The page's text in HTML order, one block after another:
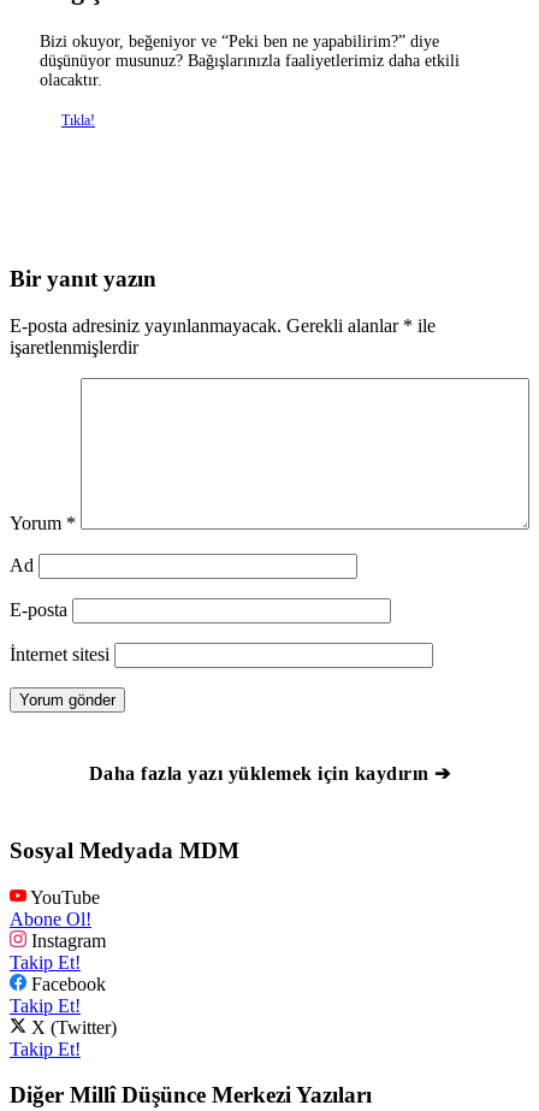
Bizi okuyor, beğeniyor ve “Peki ben ne yapabilirim?” diye
düşünüyor musunuz? Bağışlarınızla faaliyetlerimiz daha etkili
olacaktır.
Tıkla!
Bir yanıt yazın
E-posta adresiniz yayınlanmayacak. Gerekli alanlar * ile
işaretlenmişlerdir
Yorum *
Ad
E-posta
İnternet sitesi
Daha fazla yazı yüklemek için kaydırın ➔
Sosyal Medyada MDM
YouTube
Abone Ol!
Instagram
Takip Et!
Facebook
Takip Et!
X (Twitter)
Takip Et!
Diğer Millî Düşünce Merkezi Yazıları